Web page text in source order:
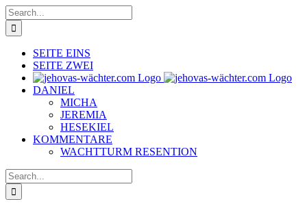
Skip
to
content
Search
for:
SEITE EINS
SEITE ZWEI
DANIEL
MICHA
JEREMIA
HESEKIEL
KOMMENTARE
WACHTTURM RESENTION
Search
for: